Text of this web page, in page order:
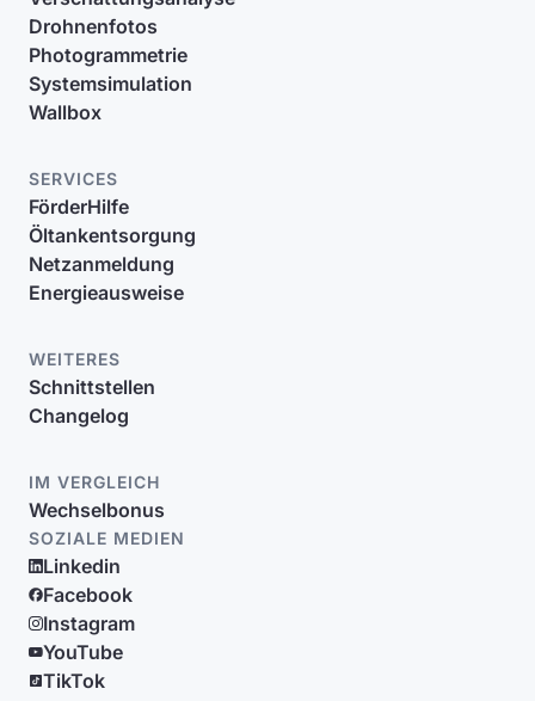
Drohnenfotos
Photogrammetrie
Systemsimulation
Wallbox
SERVICES
FörderHilfe
Öltankentsorgung
Netzanmeldung
Energieausweise
WEITERES
Schnittstellen
Changelog
IM VERGLEICH
Wechselbonus
SOZIALE MEDIEN
Linkedin
Facebook
Instagram
YouTube
TikTok